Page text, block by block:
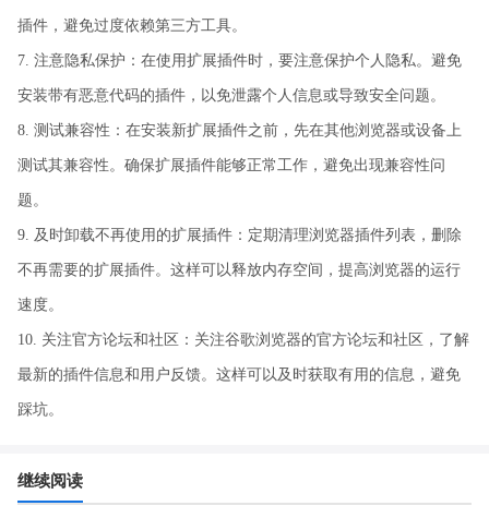
插件，避免过度依赖第三方工具。
7. 注意隐私保护：在使用扩展插件时，要注意保护个人隐私。避免
安装带有恶意代码的插件，以免泄露个人信息或导致安全问题。
8. 测试兼容性：在安装新扩展插件之前，先在其他浏览器或设备上
测试其兼容性。确保扩展插件能够正常工作，避免出现兼容性问
题。
9. 及时卸载不再使用的扩展插件：定期清理浏览器插件列表，删除
不再需要的扩展插件。这样可以释放内存空间，提高浏览器的运行
速度。
10. 关注官方论坛和社区：关注谷歌浏览器的官方论坛和社区，了解
最新的插件信息和用户反馈。这样可以及时获取有用的信息，避免
踩坑。
继续阅读